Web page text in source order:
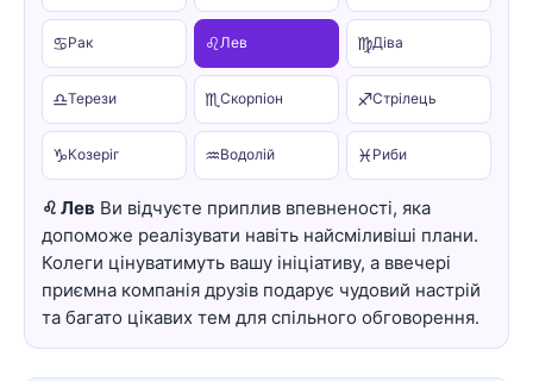
♋Рак ♌Лев ♍Діва
♎Терези ♏ Скорпіон ♐Стрілець
♑Козеріг ♒Водолій ♓ Риби
♌ Лев Ви відчуєте приплив впевненості, яка
допоможе реалізувати навіть найсміливіші плани.
Колеги цінуватимуть вашу ініціативу, а ввечері
приємна компанія друзів подарує чудовий настрій
та багато цікавих тем для спільного обговорення.